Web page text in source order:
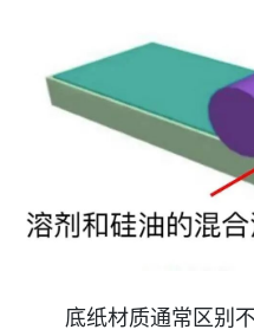
底纸材质通常区别